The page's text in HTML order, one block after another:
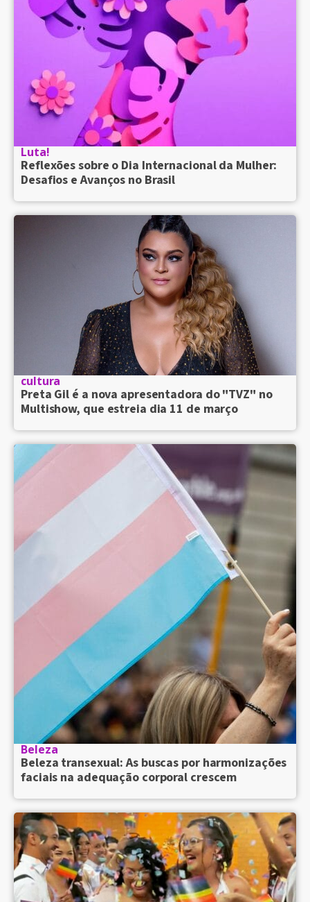
Luta!
Reflexões sobre o Dia Internacional da Mulher:
Desafios e Avanços no Brasil
cultura
Preta Gil é a nova apresentadora do "TVZ" no
Multishow, que estreia dia 11 de março
Beleza
Beleza transexual: As buscas por harmonizações
faciais na adequação corporal crescem